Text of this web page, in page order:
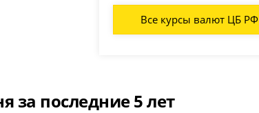
Все курсы валют ЦБ РФ
за последние 5 лет